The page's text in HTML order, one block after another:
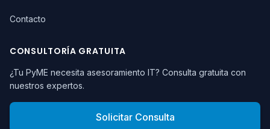
Contacto
CONSULTORÍA GRATUITA
¿Tu PyME necesita asesoramiento IT? Consulta gratuita con
nuestros expertos.
Solicitar Consulta